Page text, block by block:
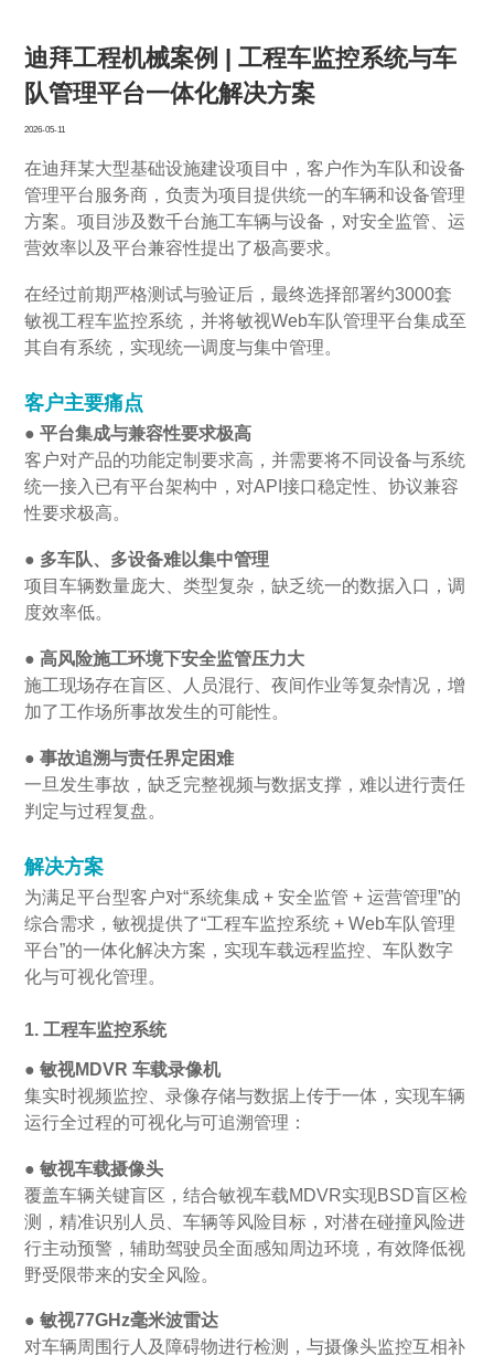
迪拜工程机械案例 | 工程车监控系统与车
队管理平台一体化解决方案
2026-05-11
在迪拜某大型基础设施建设项目中，客户作为车队和设备
管理平台服务商，负责为项目提供统一的车辆和设备管理
方案。项目涉及数千台施工车辆与设备，对安全监管、运
营效率以及平台兼容性提出了极高要求。
在经过前期严格测试与验证后，最终选择部署约3000套
敏视工程车监控系统，并将敏视Web车队管理平台集成至
其自有系统，实现统一调度与集中管理。
客户主要痛点
● 平台集成与兼容性要求极高
客户对产品的功能定制要求高，并需要将不同设备与系统
统一接入已有平台架构中，对API接口稳定性、协议兼容
性要求极高。
● 多车队、多设备难以集中管理
项目车辆数量庞大、类型复杂，缺乏统一的数据入口，调
度效率低。
● 高风险施工环境下安全监管压力大
施工现场存在盲区、人员混行、夜间作业等复杂情况，增
加了工作场所事故发生的可能性。
● 事故追溯与责任界定困难
一旦发生事故，缺乏完整视频与数据支撑，难以进行责任
判定与过程复盘。
解决方案
为满足平台型客户对“系统集成 + 安全监管 + 运营管理”的
综合需求，敏视提供了“工程车监控系统 + Web车队管理
平台”的一体化解决方案，实现车载远程监控、车队数字
化与可视化管理。
1. 工程车监控系统
● 敏视MDVR 车载录像机
集实时视频监控、录像存储与数据上传于一体，实现车辆
运行全过程的可视化与可追溯管理：
● 敏视车载摄像头
覆盖车辆关键盲区，结合敏视车载MDVR实现BSD盲区检
测，精准识别人员、车辆等风险目标，对潜在碰撞风险进
行主动预警，辅助驾驶员全面感知周边环境，有效降低视
野受限带来的安全风险。
● 敏视77GHz毫米波雷达
对车辆周围行人及障碍物进行检测，与摄像头监控互相补